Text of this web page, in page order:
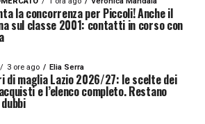
del giovane attaccante
ma oggi non rappresenta
per il club di Claudio
la concorrenza per Piccoli! Anche il
sul classe 2001: contatti in corso con
3 ore ago Elia Serra
di maglia Lazio 2026/27: le scelte dei
e l’elenco completo. Restano